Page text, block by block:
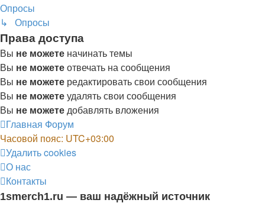
Опросы
↳ Опросы
Права доступа
Вы не можете начинать темы
Вы не можетеотвечать на сообщения
Вы не можете редактировать свои сообщения
Вы не можетеудалять свои сообщения
Вы не можетедобавлять вложения
Главная Форум
Часовой пояс: UTC+03:00
Удалить cookies
О нас
Контакты
1smerch1.ru — ваш надёжный источник